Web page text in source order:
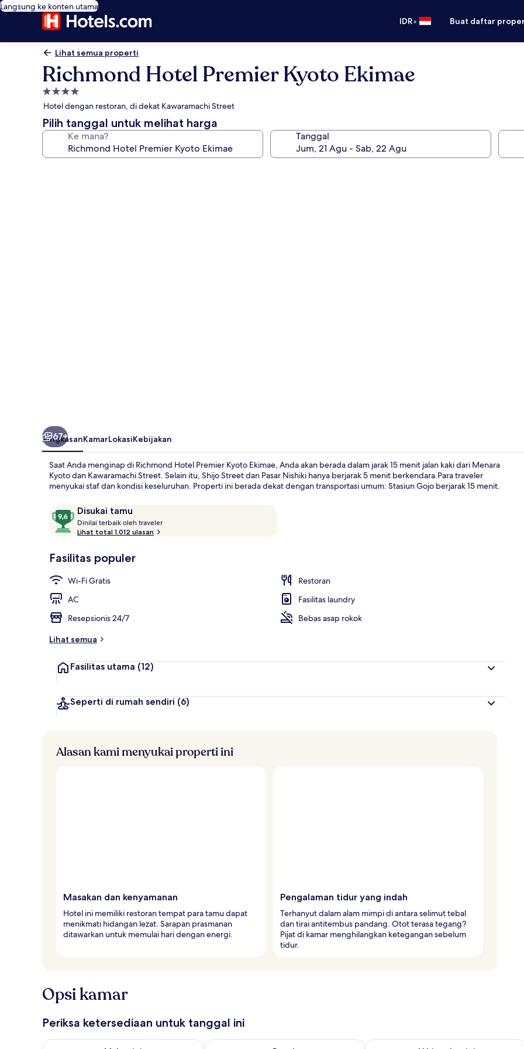
Langsung ke konten utama
IDR• Buat daftar
Lihat semua properti
Richmond Hotel Premier Kyoto Ekimae
Properti
bintang
4.0
Hotel dengan restoran, di dekat Kawaramachi Street
Pilih tanggal untuk melihat harga
Ke mana? Tanggal
67+
RingkasanKamarLokasiKebijakan
Saat Anda menginap di Richmond Hotel Premier Kyoto Ekimae, Anda akan berada dalam jarak 15 menit jalan kaki dari Menara
Kyoto dan Kawaramachi Street. Selain itu, Shijo Street dan Pasar Nishiki hanya berjarak 5 menit berkendara.Para traveler
menyukai staf dan kondisi keseluruhan. Properti ini berada dekat dengan transportasi umum: Stasiun Gojo berjarak 15 menit.
Ulasan Disukai tamu
9,6
dari
10,
tamu
Dinilai terbaik oleh traveler
i
l
r
Lihat total 1.012 ulasan
Fasilitas populer
Wi-Fi Gratis
Restoran
AC
Fasilitas laundry
Resepsionis 24/7
Bebas asap rokok
Lihat semua
Fasilitas utama (12)
Seperti di rumah sendiri (6)
Alasan kami menyukai properti ini
Masakan dan kenyamanan
Hotel ini memiliki restoran tempat para tamu dapat
menikmati hidangan lezat. Sarapan prasmanan
ditawarkan untuk memulai hari dengan energi.
Pengalaman tidur yang indah
Terhanyut dalam alam mimpi di antara selimut tebal
dan tirai antitembus pandang. Otot terasa tegang?
Pijat di kamar menghilangkan ketegangan sebelum
tidur.
Opsi kamar
Periksa ketersediaan untuk tanggal ini
Periksa ketersediaan untuk malam ini Agu 6 - Agu 7Periksa ketersediaan untuk besok Agu 7 - Agu 8Periksa ketersediaan untuk akhir